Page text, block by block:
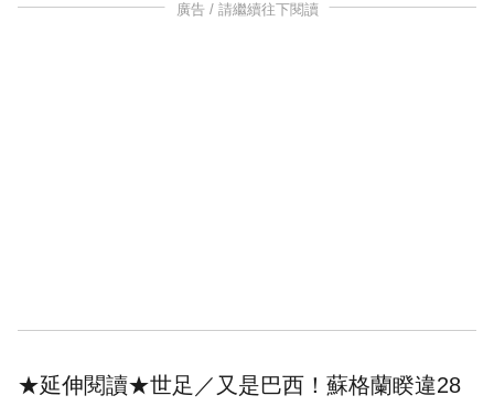
廣告 / 請繼續往下閱讀
★延伸閱讀★世足／又是巴西！蘇格蘭睽違28